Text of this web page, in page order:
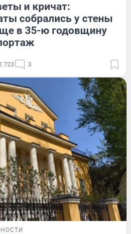
и кричат:
собрались у стены
в 35-ю годовщину
723 3